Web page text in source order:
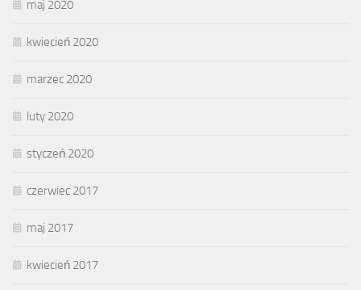
maj 2020
kwiecień 2020
marzec 2020
luty 2020
styczeń 2020
czerwiec 2017
maj 2017
kwiecień 2017